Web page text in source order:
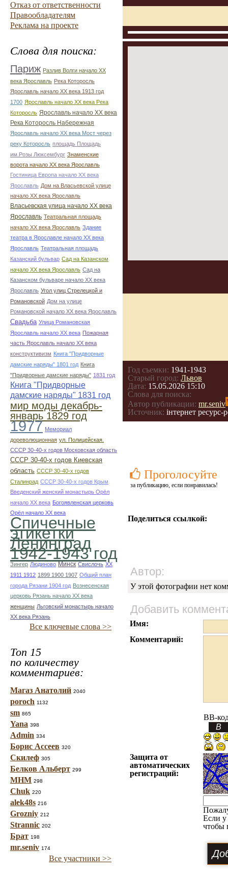
Отказ от ответственности
Правообладателям
Реклама на проекте
Слова для поиска:
Париж Разлив Волги начало ХХ
века Ярославль Река Которосль
Ярославль начало ХХ века 1913 год
1700 Ярославль начало ХХ века Река
Которосль Ярославль начало ХХ века
Река Которосль Набережная
Ярославль начало ХХ века Мост через
реку Которосль площадь Площадь
им.Розы Люксембург Знаменские
ворота начало ХХ века Ярославль
Гостиница Европа начало ХХ века
Ярославль Дом на Власьевской улице
начало ХХ века Ярославль
Власьевская улица начало ХХ века
Ярославль Театральная площадь
начало ХХ века Ярославль Здание
театра в Ярославле начало ХХ века
Ярославль Театральная площадь
Казанский бульвар Сад на Казанском
начало ХХ века Ярославль Сад на
Казанском бульваре начало ХХ века
Ярославль Угол улиц Стрелецкой и
Романовской Дом на улице
Романовской начало ХХ века Ярославль
Свадьба Улица Романовская
Ярославль начало ХХ века Пожарная
часть Ярославль начало ХХ века
конструктивизм Книга "Придворные
дамские наряды" 1801 год Книга
"Придворные дамские наряды" 1831 год
Книга "Придворные
дамские наряды" 1831 год
мир моды декабрь-
январь 1829 год
1977 Мемориал
дореволюционная ул. Полицейская.
СССР 30-40-х годов Московская область
СССР 30-40-х годов Киевская
область СССР 30-40-х годов
Сталинрад СССР 30-40-х годов Крым
Введенский женский монастырь Орёл
начало ХХ века Богоявленская церковь
Орёл начало ХХ века
Спичечные
этикетки
Ленинград
1942-1943 год
Зингер Людиново Минск Свислочь XX
1911 1912 1899 1900 1907 Общий план
города Рязани 1904 год Вознесенская
церковь Рязань начало ХХ века
женщины Льговский монастырь начало
ХХ века Рязань
Все ключевые слова >>
Топ 15
по количеству
комментариев:
Магаз Анатолий 2040
poroch 1132
sm 865
Yana 398
Admin 334
Борис Ассеев 320
Скилеф 305
Белков Альберт 299
МНМ 298
Chuk 220
alek48s 216
Grozniy 212
Strannic 202
Брат 198
mr.seniv 174
Все участники >>
Год съемки: 1941-1943
Старый город: Львов
Дата: 15.05.2026 15:10
Слова для поиска:
Автор публикации: mr.seniv
Источник: інтернет ресурс-
Проголосуйте
за публикацию, если понравилась!
Поделиться ссылкой:
Автор:
У этой фотографии нет
Добавить
Имя:
Комментарий:
BB-
Защита от
автоматических
регистраций:
Если у
чтобы